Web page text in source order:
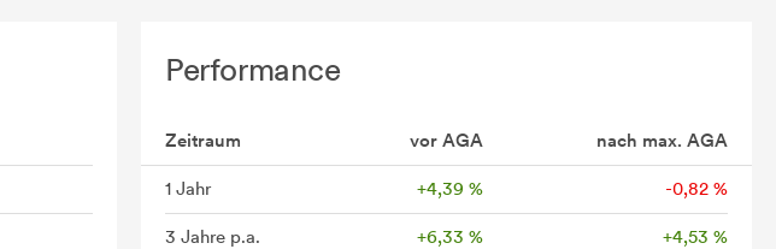
Performance
Zeitraum vor AGA nach max. AGA
1 Jahr +4,39 % -0,82 %
3 Jahre p.a. +6,33 % +4,53 %